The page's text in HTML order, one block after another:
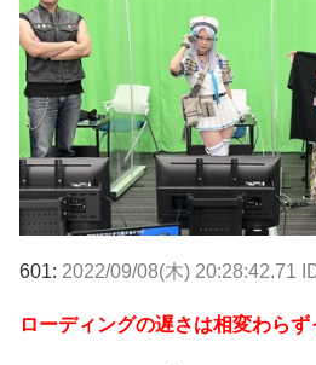
601: 2022/09/08(木) 20:28:42.71
ローディングの遅さは相変わらず